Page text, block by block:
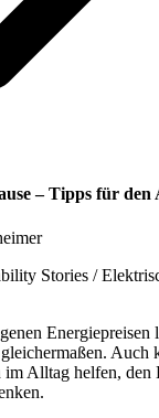
– Tipps für den
Stories /
Energiepreisen
Auch
im Alltag helfen, den